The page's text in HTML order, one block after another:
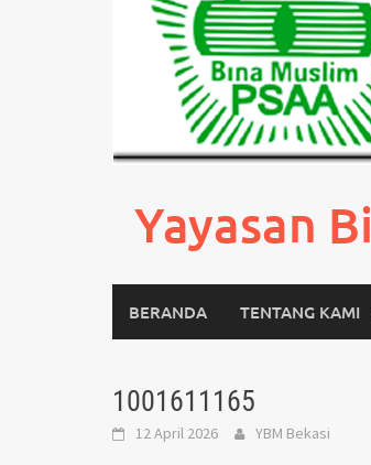
Yayasan
BERANDA TENTANG KAMI
1001611165
12 April 2026 YBM Bekasi